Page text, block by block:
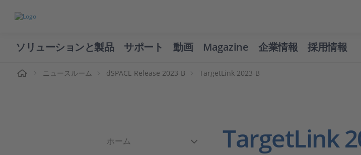
ソリューションと製品 サポート 動画 Magazine 企業情報 採用情報
ニュースルーム dSPACE Release 2023-B TargetLink 2023-B
ホーム
TargetLink